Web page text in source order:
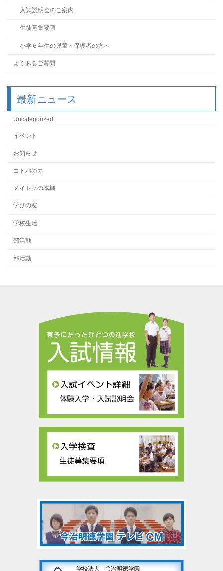
入試説明会のご案内
生徒募集要項
小学６年生の児童・保護者の方へ
よくあるご質問
最新ニュース
Uncategorized
イベント
お知らせ
コトバの力
メイトクの本棚
学びの窓
学校生活
部活動
部活動